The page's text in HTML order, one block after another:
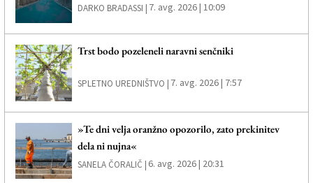
DARKO BRADASSI | 7. avg. 2026 | 10:09
Trst bodo pozeleneli naravni senčniki
SPLETNO UREDNIŠTVO | 7. avg. 2026 | 7:57
»Te dni velja oranžno opozorilo, zato prekinitev
dela ni nujna«
SANELA ČORALIČ | 6. avg. 2026 | 20:31